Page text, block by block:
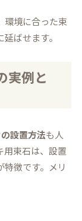
環境に合った束
ばせます。
実例と
設置方法も人
用束石は、設置
徴です。メリ